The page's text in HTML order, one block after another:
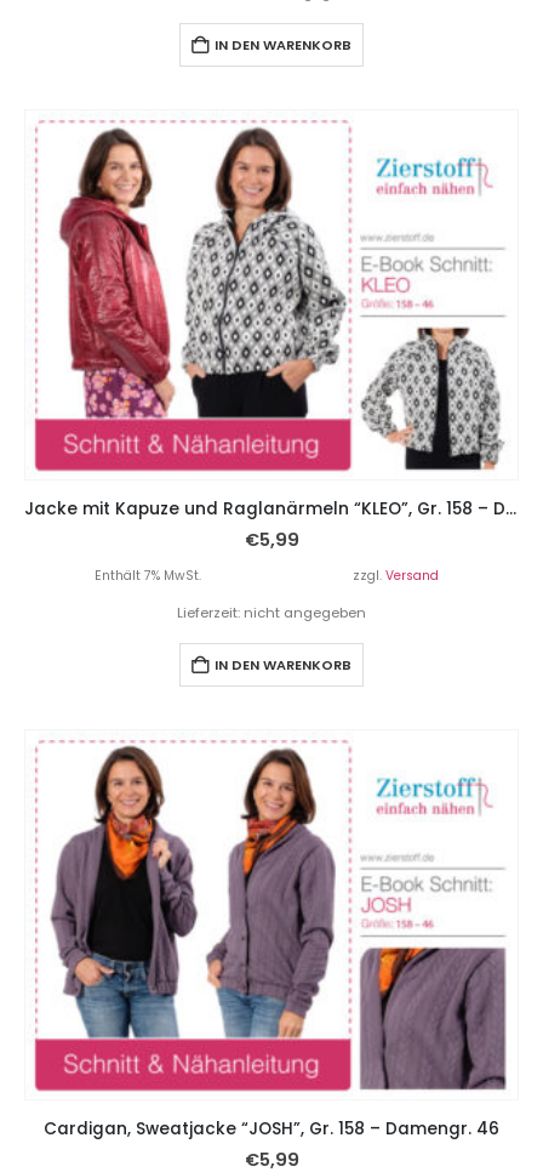
IN DEN WARENKORB
Jacke mit Kapuze und Raglanärmeln “KLEO”, Gr. 158 – Damengr. 46
€5,99
Enthält 7% MwSt. zzgl. Versand
Lieferzeit: nicht angegeben
IN DEN WARENKORB
Cardigan, Sweatjacke “JOSH”, Gr. 158 – Damengr. 46
€5,99